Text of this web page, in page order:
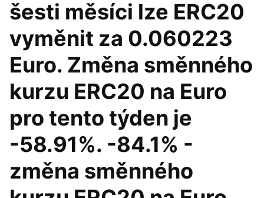
šesti měsíci lze ERC20
vyměnit za 0.060223
Euro. Změna směnného
kurzu ERC20 na Euro
pro tento týden je
-58.91%. -84.1% -
změna směnného